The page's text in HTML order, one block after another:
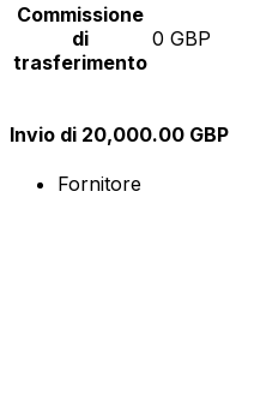
Commissione
di
trasferimento
0 GBP
Invio di 20,000.00 GBP
Fornitore